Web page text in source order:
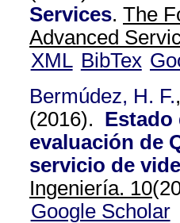
Services. The
Advanced
XML BibTex
Bermúdez, H. F.,
(2016). Estado
evaluación de
servicio de
Ingeniería. 10
Google Scholar